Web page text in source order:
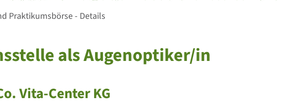
Praktikumsbörse - Details
als Augenoptiker/in
Vita-Center KG